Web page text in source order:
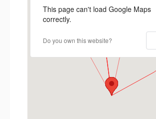
This page can't load Google Maps
correctly.
Do you own this website?